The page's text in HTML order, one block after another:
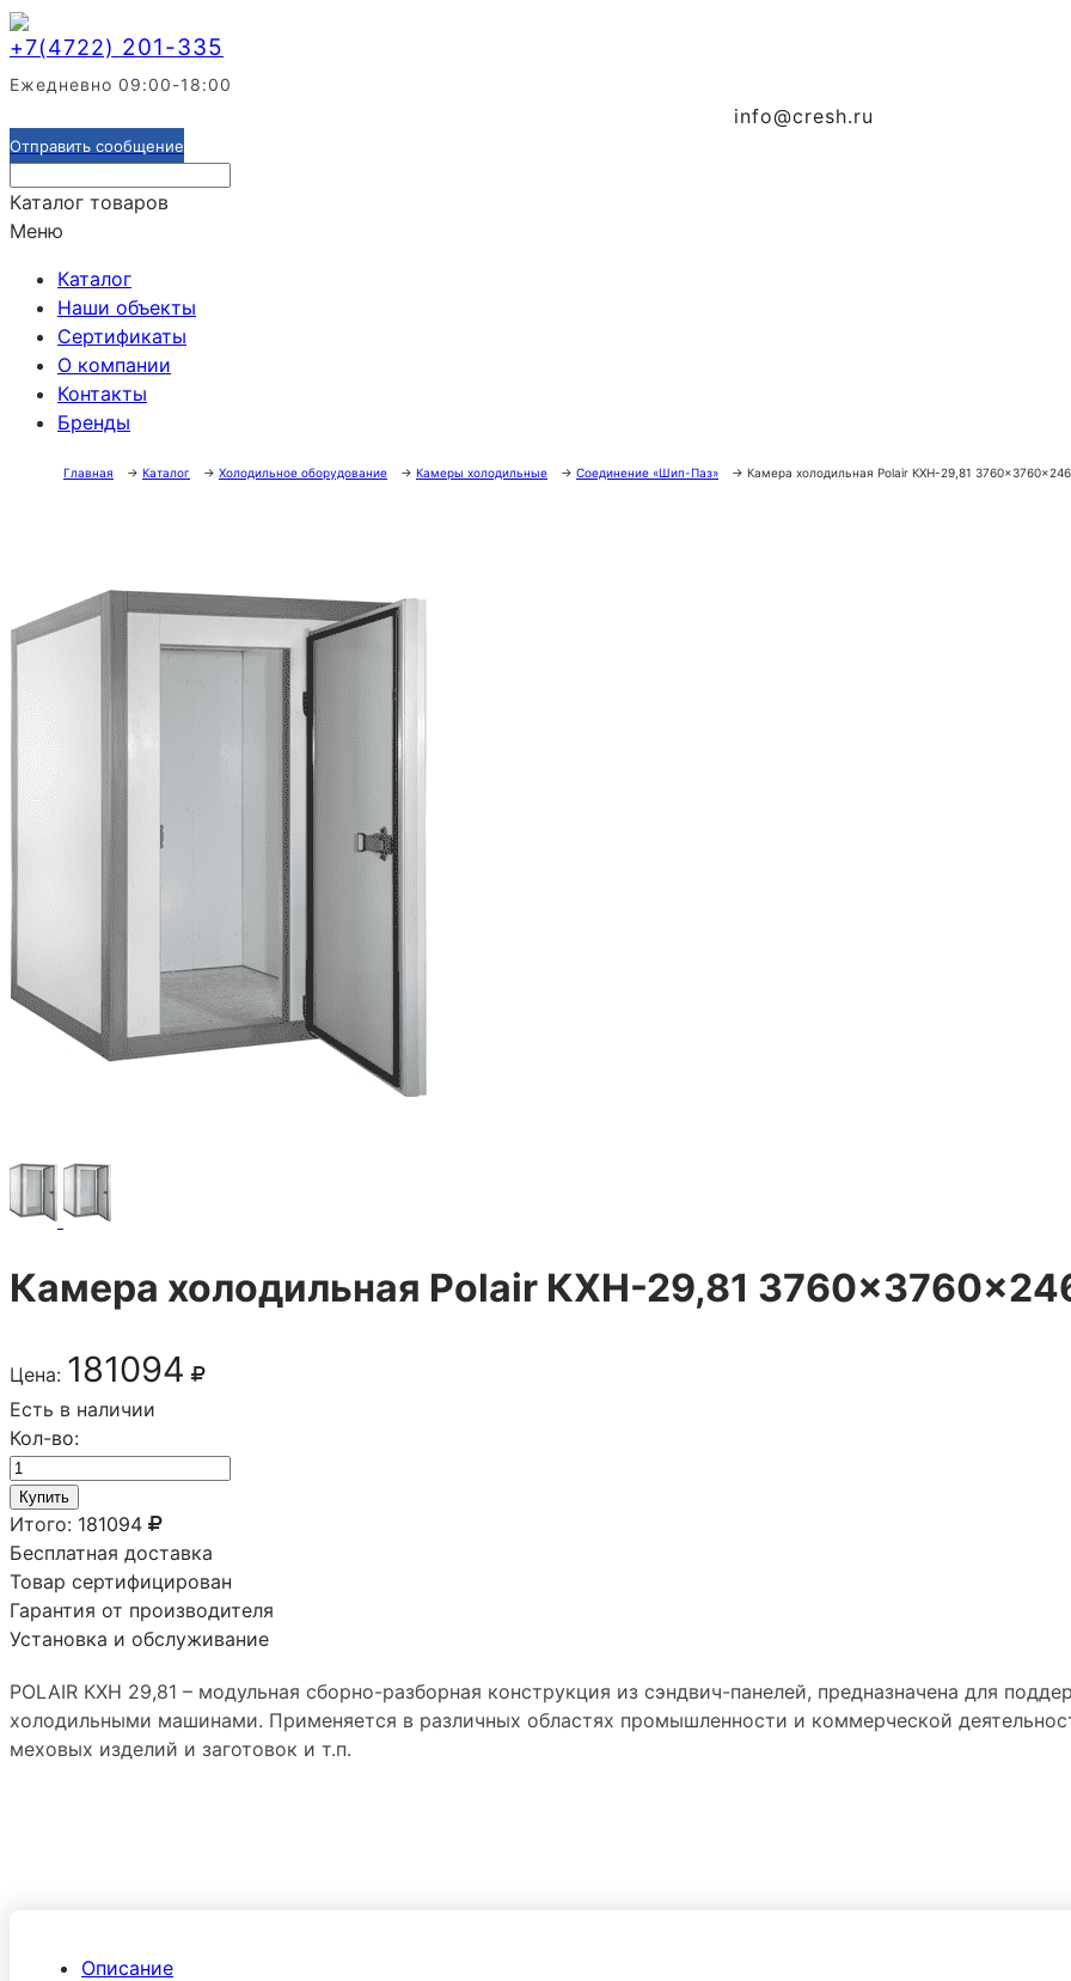
+7(4722) 201-335
Ежедневно 09:00-18:00
info@cresh.ru
Отправить сообщение
Каталог товаров
Меню
Каталог
Наши объекты
Сертификаты
О компании
Контакты
Бренды
Главная → Каталог → Холодильное оборудование → Камеры холодильные → Соединение «Шип-Паз» → Камера холодильная Polair КХН-29,81
Камера холодильная Polair КХН-29,81
Цена: 181094
Есть в наличии
Кол-во:
Купить
Итого: 181094
Бесплатная доставка
Товар сертифицирован
Гарантия от производителя
Установка и обслуживание
POLAIR КХН 29,81 – модульная сборно-разборная конструкция из сэндвич-панелей, предназначена для
холодильными машинами. Применяется в различных областях промышленности и коммерческой
меховых изделий и заготовок и т.п.
Описание